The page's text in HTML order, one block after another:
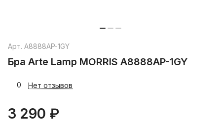
Арт. A8888AP-1GY
Бра Arte Lamp MORRIS A8888AP-1GY
0 Нет отзывов
3 290 ₽